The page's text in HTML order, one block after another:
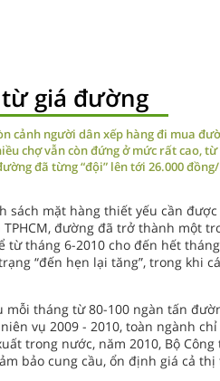
giá đường
cảnh người dân xếp hàng đi mua
chợ vẫn còn đứng ở mức rất cao, từ
đã từng “đội” lên tới 26.000
sách mặt hàng thiết yếu cần
đường đã trở thành một
tháng 6-2010 cho đến hết
“đến hẹn lại tăng”, trong khi
tháng từ 80-100 ngàn tấn
vụ 2009 - 2010, toàn ngành
trong nước, năm 2010, Bộ
bảo cung cầu, ổn định giá cả